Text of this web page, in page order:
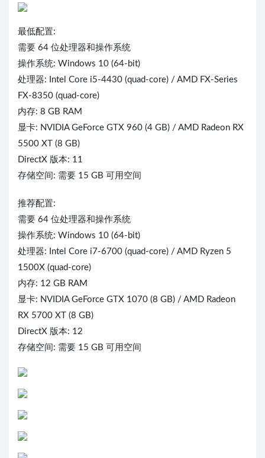
最低配置:
需要 64 位处理器和操作系统
操作系统: Windows 10 (64-bit)
处理器: Intel Core i5-4430 (quad-core) / AMD FX-Series
FX-8350 (quad-core)
内存: 8 GB RAM
显卡: NVIDIA GeForce GTX 960 (4 GB) / AMD Radeon RX
5500 XT (8 GB)
DirectX 版本: 11
存储空间: 需要 15 GB 可用空间
推荐配置:
需要 64 位处理器和操作系统
操作系统: Windows 10 (64-bit)
处理器: Intel Core i7-6700 (quad-core) / AMD Ryzen 5
1500X (quad-core)
内存: 12 GB RAM
显卡: NVIDIA GeForce GTX 1070 (8 GB) / AMD Radeon
RX 5700 XT (8 GB)
DirectX 版本: 12
存储空间: 需要 15 GB 可用空间